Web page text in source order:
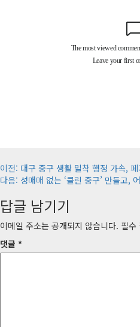
게
시
물
내
비
이전: 대구 중구 생활 밀착 행정 가속,
다음: 성매매 없는 ‘클린 중구’ 만들고,
답글 남기기
이메일 주소는 공개되지 않습니다. 필수
댓글 *